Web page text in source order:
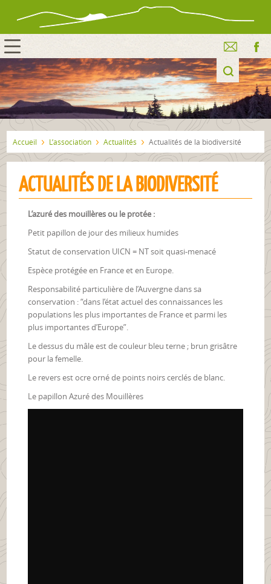
Accueil L’association Actualités Actualités de la biodiversité
ACTUALITÉS DE LA BIODIVERSITÉ
L’azuré des mouillères ou le protée :
Petit papillon de jour des milieux humides
Statut de conservation UICN = NT soit quasi-menacé
Espèce protégée en France et en Europe.
Responsabilité particulière de l’Auvergne dans sa
conservation : “dans l’état actuel des connaissances les
populations les plus importantes de France et parmi les
plus importantes d’Europe”.
Le dessus du mâle est de couleur bleu terne ; brun grisâtre
pour la femelle.
Le revers est ocre orné de points noirs cerclés de blanc.
Le papillon Azuré des Mouillères